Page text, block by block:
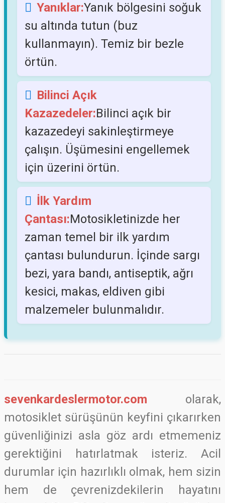
Yanıklar:Yanık bölgesini soğuk
su altında tutun (buz
kullanmayın). Temiz bir bezle
örtün.
Bilinci Açık
Kazazedeler:Bilinci açık bir
kazazedeyi sakinleştirmeye
çalışın. Üşümesini engellemek
için üzerini örtün.
İlk Yardım
Çantası:Motosikletinizde her
zaman temel bir ilk yardım
çantası bulundurun. İçinde sargı
bezi, yara bandı, antiseptik, ağrı
kesici, makas, eldiven gibi
malzemeler bulunmalıdır.
sevenkardeslermotor.com olarak,
motosiklet sürüşünün keyfini çıkarırken
güvenliğinizi asla göz ardı etmemeniz
gerektiğini hatırlatmak isteriz. Acil
durumlar için hazırlıklı olmak, hem sizin
hem de çevrenizdekilerin hayatını